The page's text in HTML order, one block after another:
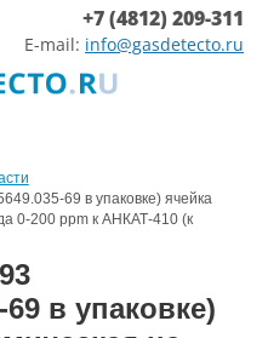
+7 (4812) 209-311
E-mail: info@gasdetecto.ru
69 в упаковке) ячейка
0-200 ppm к АНКАТ-410 (к
в упаковке)